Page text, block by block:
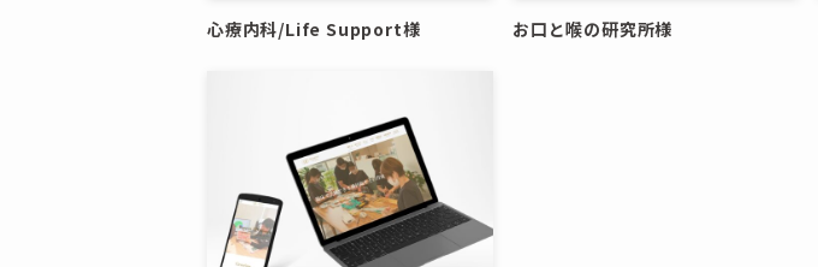
心療内科/Life Support様 お口と喉の研究所様